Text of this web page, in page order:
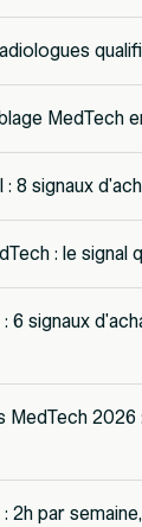
MedTech
8 signaux
: le signal
6 signaux
MedTech 2026
: 2h par